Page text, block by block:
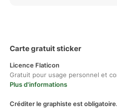
Carte gratuit sticker
Licence Flaticon
Gratuit pour usage personnel et
Plus d'informations
Créditer le graphiste est obligatoire.